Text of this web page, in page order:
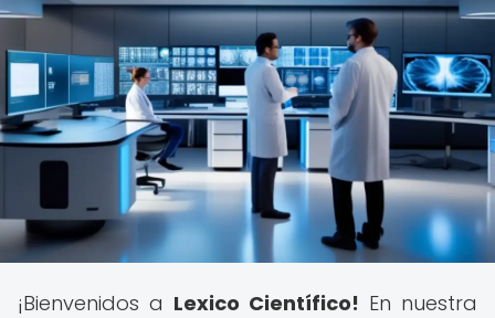
¡Bienvenidos a Lexico Científico! En nuestra